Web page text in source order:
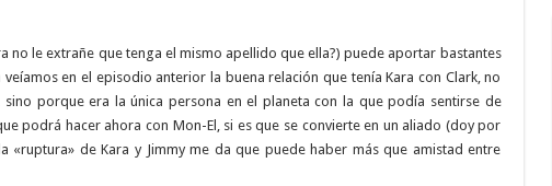
no le extrañe que tenga el mismo apellido que ella?) puede aportar bastantes
veíamos en el episodio anterior la buena relación que tenía Kara con Clark, no
porque era la única persona en el planeta con la que podía sentirse de
podrá hacer ahora con Mon-El, si es que se convierte en un aliado (doy por
«ruptura» de Kara y Jimmy me da que puede haber más que amistad entre